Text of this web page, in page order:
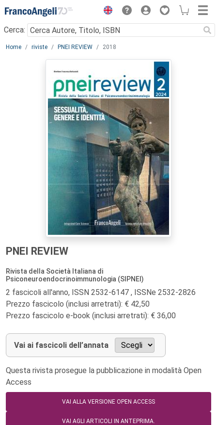
Menu
Cerca:
Main content
Home riviste PNEI REVIEW 2018
PNEI REVIEW
Rivista della Società Italiana di
Psiconeuroendocrinoimmunologia (SIPNEI)
2 fascicoli all'anno, ISSN 2532-6147 , ISSNe 2532-2826
Prezzo fascicolo (inclusi arretrati): € 42,50
Prezzo fascicolo e-book (inclusi arretrati): € 36,00
Vai ai fascicoli dell’annata
Questa rivista prosegue la pubblicazione in modalità Open
Access
VAI ALLA VERSIONE OPEN ACCESS
VAI AGLI ARTICOLI IN ANTEPRIMA.